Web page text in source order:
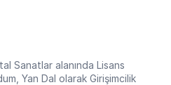
Sanatlar alanında Lisans
Yan Dal olarak Girişimcilik